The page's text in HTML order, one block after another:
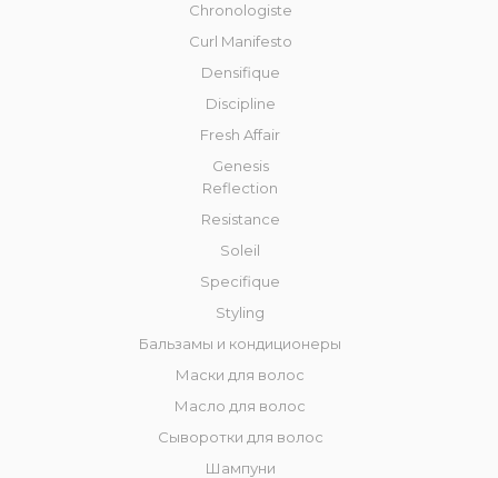
Chronologiste
Curl Manifesto
Densifique
Discipline
Fresh Affair
Genesis
Reflection
Resistance
Soleil
Specifique
Styling
Бальзамы и кондиционеры
Маски для волос
Масло для волос
Сыворотки для волос
Шампуни